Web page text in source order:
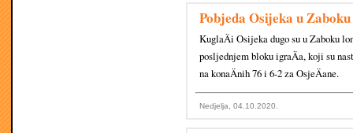
Pobjeda Osijeka u Zaboku
KuglaÄi Osijeka dugo su u Zaboku
posljednjem bloku igraÄa, koji su
na konaÄnih 76 i 6-2 za OsjeÄane.
Nedjelja, 04.10.2020.